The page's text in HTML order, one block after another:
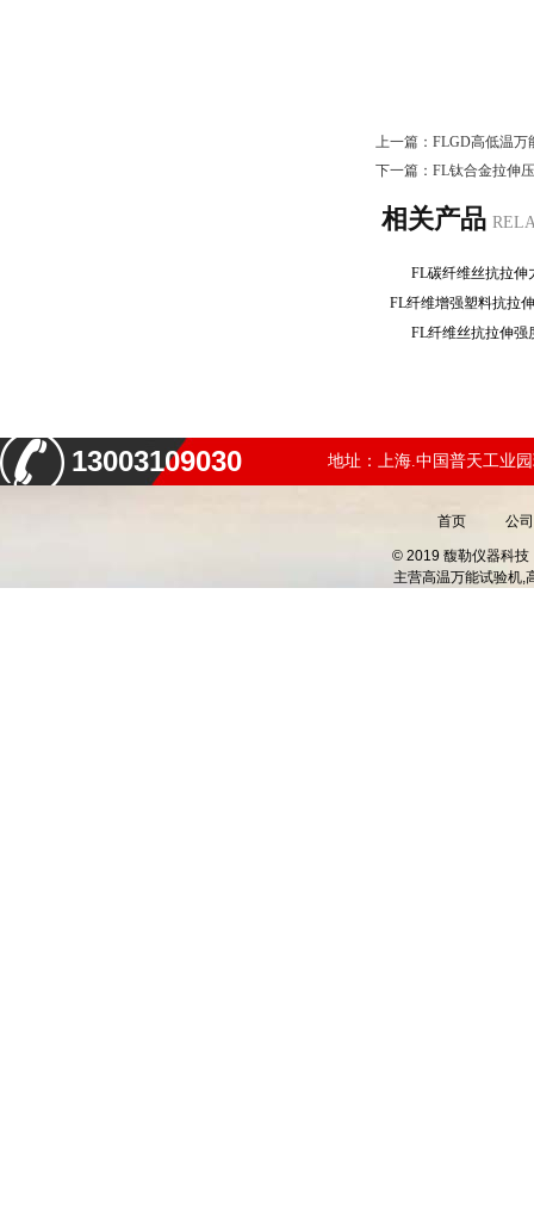
上一篇： FLGD高低温万
下一篇： FL钛合金拉伸
相关产品
FL碳纤维丝抗拉
FL纤维增强塑料抗拉
FL纤维丝抗拉伸
13003109030 地址：上海.中国普天工业
首页 公
© 2019 馥勒仪器科技
主营高温万能试验机,